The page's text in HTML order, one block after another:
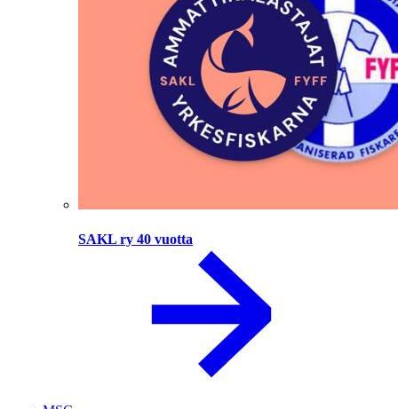
SAKL ry 40 vuotta